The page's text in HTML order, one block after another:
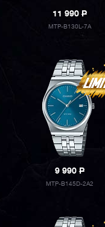
11 990P
MTP-B130L-7A
9 990P
MTP-B145D-2A2